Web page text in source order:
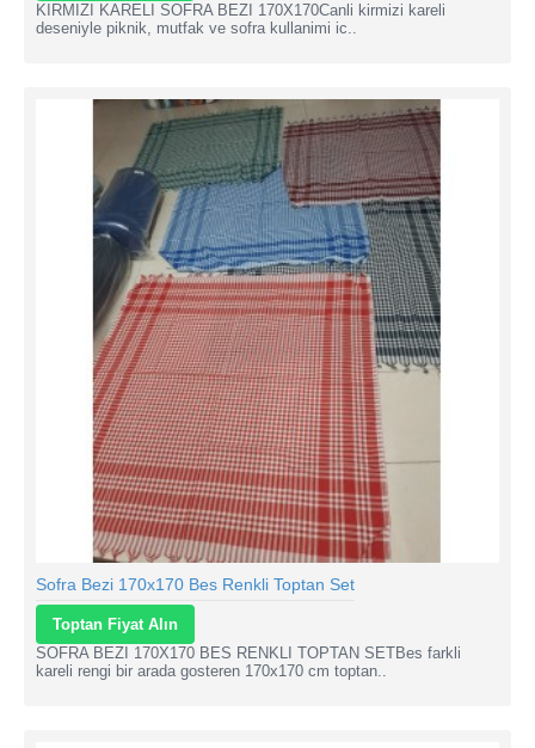
KIRMIZI KARELI SOFRA BEZI 170X170Canli kirmizi kareli
deseniyle piknik, mutfak ve sofra kullanimi ic..
Sofra Bezi 170x170 Bes Renkli Toptan Set
Toptan Fiyat Alın
SOFRA BEZI 170X170 BES RENKLI TOPTAN SETBes farkli
kareli rengi bir arada gosteren 170x170 cm toptan..